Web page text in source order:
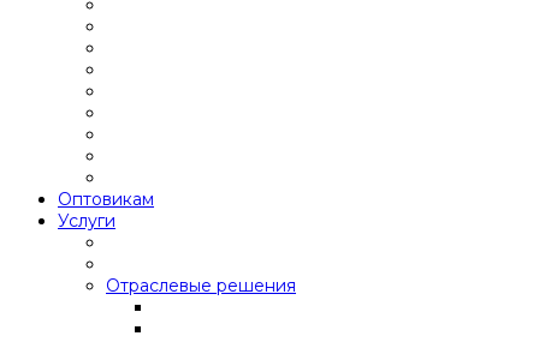
Оптовикам
Услуги
Отраслевые решения